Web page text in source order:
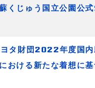
くじゅう国立公園公
タ財団2022年度国内
おける新たな着想に